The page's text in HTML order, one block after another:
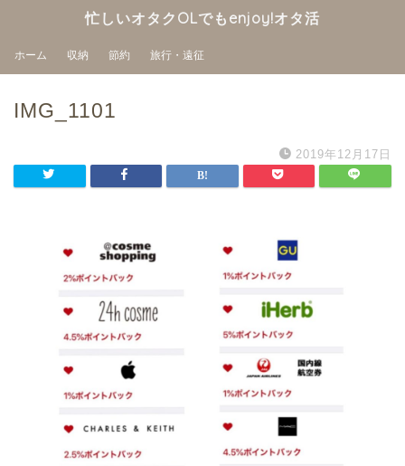
忙しいオタクOLでもenjoy!オタ活
ホーム 収納 節約 旅行・遠征
IMG_1101
2019年12月17日